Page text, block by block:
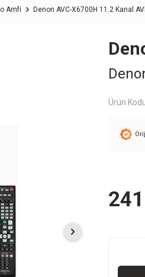
Amfi Denon AVC-X6700H 11.2 Kanal
Ürün